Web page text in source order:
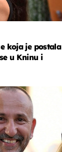
koja je postala
u Kninu i